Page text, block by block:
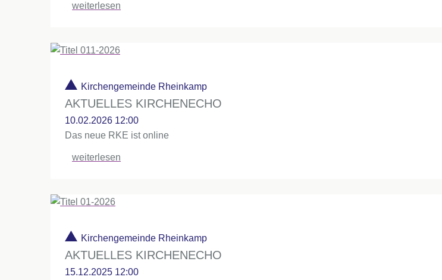
weiterlesen
Kirchengemeinde Rheinkamp
AKTUELLES KIRCHENECHO
10.02.2026 12:00
Das neue RKE ist online
weiterlesen
Kirchengemeinde Rheinkamp
AKTUELLES KIRCHENECHO
15.12.2025 12:00